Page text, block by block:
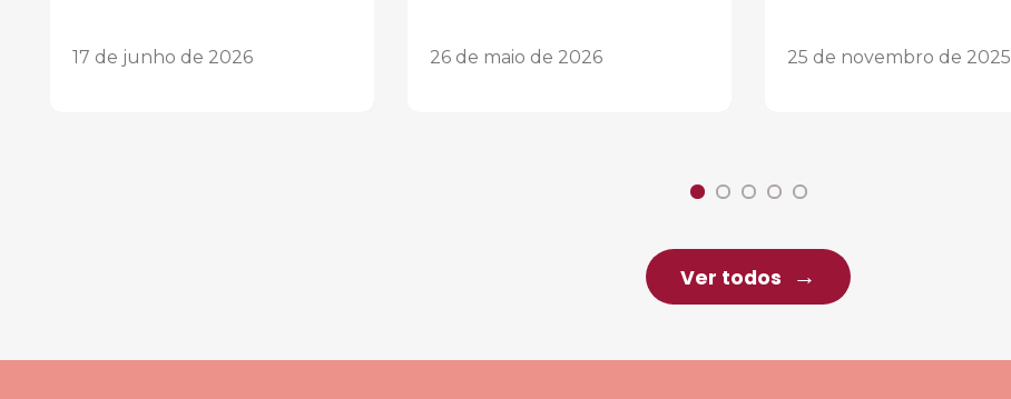
17 de junho de 2026 26 de maio de 2026 25 de novembro de 2025
Ver todos